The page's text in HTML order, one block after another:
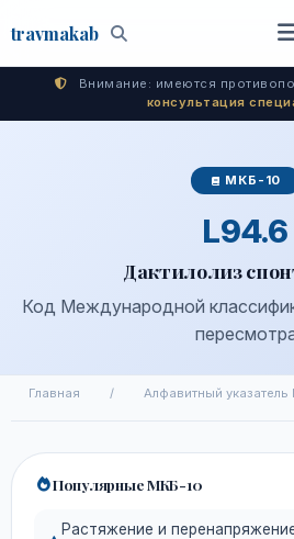
travmakab Поиск
Внимание: имеются
консультация
МКБ-10
L94.6
Дактилолиз
Код Международной
Главная / Алфавитный
Популярные МКБ-10
Растяжение и